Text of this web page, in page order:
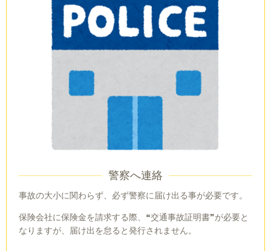
警察へ連絡
事故の大小に関わらず、必ず警察に届け出る事が必要です。
保険会社に保険金を請求する際、❝交通事故証明書❞が必要と
なりますが、届け出を怠ると発行されません。